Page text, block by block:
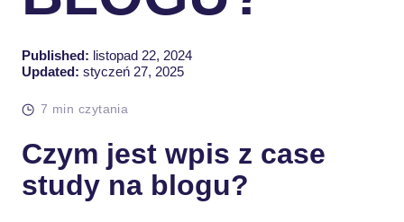
Published: listopad 22, 2024
Updated: styczeń 27, 2025
7 min czytania
Czym jest wpis z case
study na blogu?